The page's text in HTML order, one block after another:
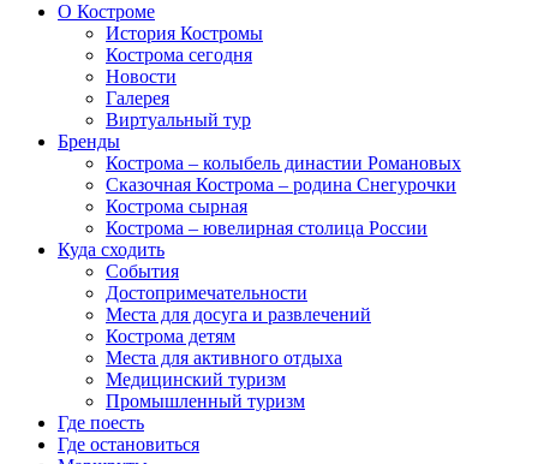
О Костроме
История Костромы
Кострома сегодня
Новости
Галерея
Виртуальный тур
Бренды
Кострома – колыбель династии Романовых
Сказочная Кострома – родина Снегурочки
Кострома сырная
Кострома – ювелирная столица России
Куда сходить
События
Достопримечательности
Места для досуга и развлечений
Кострома детям
Места для активного отдыха
Медицинский туризм
Промышленный туризм
Где поесть
Где остановиться